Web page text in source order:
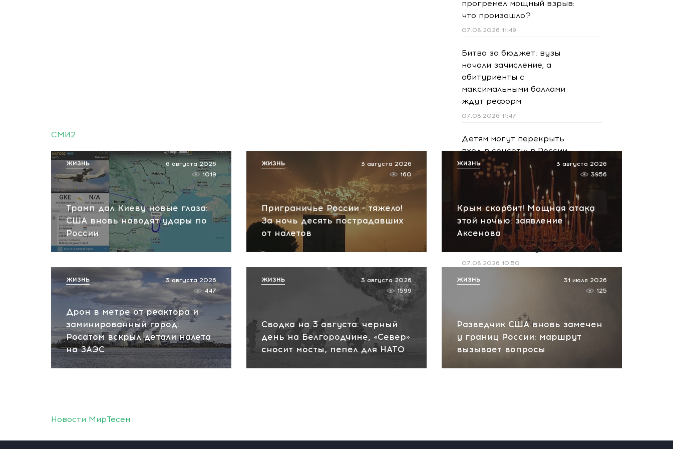
прогремел мощный взрыв:
что произошло?
07.08.2026 11:49
Битва за бюджет: вузы
начали зачисление, а
абитуриенты с
максимальными баллами
ждут реформ
07.08.2026 11:47
Детям могут перекрыть
вход в соцсети: в России
готовят новые правила для
SIM-карт
07.08.2026 11:07
Что скрывает древний
город у моря? Эрмитаж
возобновил уникальную
экспедицию на Кубани
07.08.2026 10:50
СМИ2
Трамп дал Киеву новые глаза:
США вновь наводят удары по
России
6 августа 2026
1019
ЖИЗНЬ
Приграничье России - тяжело!
За ночь десять пострадавших
от налетов
3 августа 2026
160
ЖИЗНЬ
Крым скорбит! Мощная атака
этой ночью: заявление
Аксенова
3 августа 2026
3956
ЖИЗНЬ
Дрон в метре от реактора и
заминированный город:
Росатом вскрыл детали налета
на ЗАЭС
3 августа 2026
447
ЖИЗНЬ
Сводка на 3 августа: черный
день на Белгородчине, «Север»
сносит мосты, пепел для НАТО
3 августа 2026
1599
ЖИЗНЬ
Разведчик США вновь замечен
у границ России: маршрут
вызывает вопросы
31 июля 2026
125
ЖИЗНЬ
Новости МирТесен